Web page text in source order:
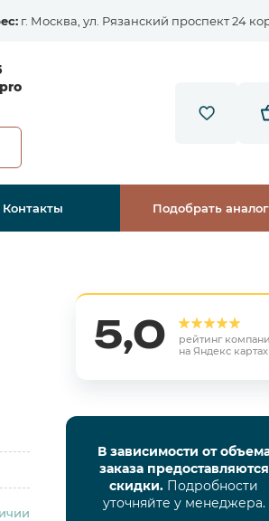
г. Москва, ул. Рязанский проспект 24
Контакты Подобрать аналог
5,0
рейтинг
на Яндекс картах
В зависимости от
заказа предоставляются
скидки. Подробности
уточняйте у менеджера.